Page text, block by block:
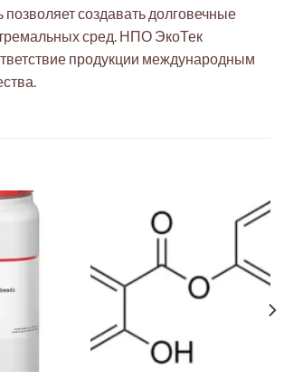
позволяет создавать долговечные
сред. НПО ЭкоТек
продукции международным